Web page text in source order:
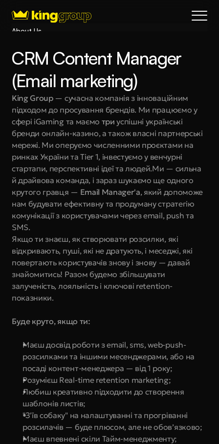
About Us
Services
Process
Coming Soon
King Interns
Legal
404
Book a call
CRM Content Manager
(Email marketing)
King Group — сучасна компанія з інноваційним
підходом до просування брендів. Ми працюємо у
сфері iGaming та маємо три успішні українські
бренди онлайн-казино, а також власні партнерські
мережі. Ми оперуємо численними проєктами на
ринках України та Tier 1, інвестуємо у венчурні
стартапи, перспективні ідеї та людей.Ми — сильна
й драйвова команда, і зараз шукаємо ще одного
крутого гравця — Email Manager'а, який допоможе
нам будувати ефективну та продуману стратегію
комунікації з користувачами через email, push та
SMS.
Якщо ти знаєш, як створювати розсилки, які
відкривають, пуші, які не дратують, і меседжі, які
повертають користувачів знову і знову — давай
знайомитись! Разом будемо збільшувати
залученість, лояльність і ключові retention-
показники.
Буде круто, якщо ти:
Маєш досвід роботи з email, sms, web-push-
розсилками та іншими месенджерами, або на
посаді контент-менеджера — від 1 року;
Розумієш Real-time retention marketing;
Любиш креативно підходити до створення
шаблонів листів;
"З'їв собаку" на налаштуванні та прогріванні
розсилачів — буде плюсом, але не обов’язково;
Маєш впевнені скіли Тайм-менеджменту;